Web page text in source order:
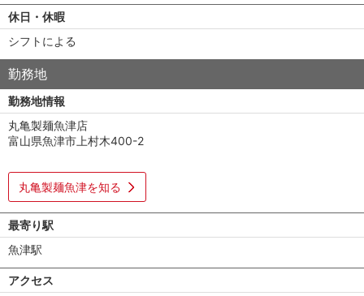
休日・休暇
シフトによる
勤務地
勤務地情報
丸亀製麺魚津店
富山県魚津市上村木400-2
丸亀製麺魚津を知る
最寄り駅
魚津駅
アクセス